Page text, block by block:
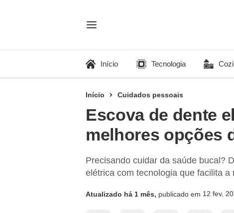
Início Tecnologia
Início Cuidados pessoais
Escova de dente
melhores opções
Precisando cuidar da saúde bucal?
elétrica com tecnologia que facilita
Atualizado há 1 mês, publicado em 12 fev,